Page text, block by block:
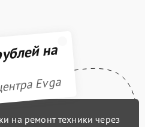
на
Evga
на ремонт техники через